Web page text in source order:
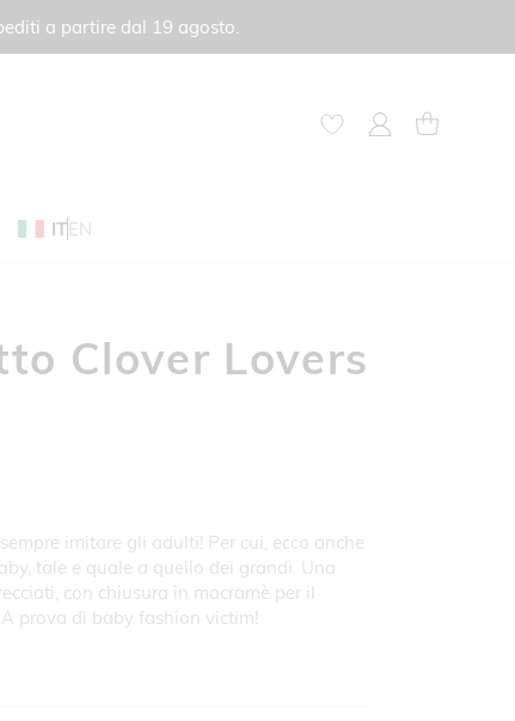
a partire dal 19 agosto.
My Account
Carrello
ITEN
Clover Lovers
imitare gli adulti! Per cui, ecco anche
tale e quale a quello dei grandi. Una
con chiusura in macramè per il
prova di baby fashion victim!